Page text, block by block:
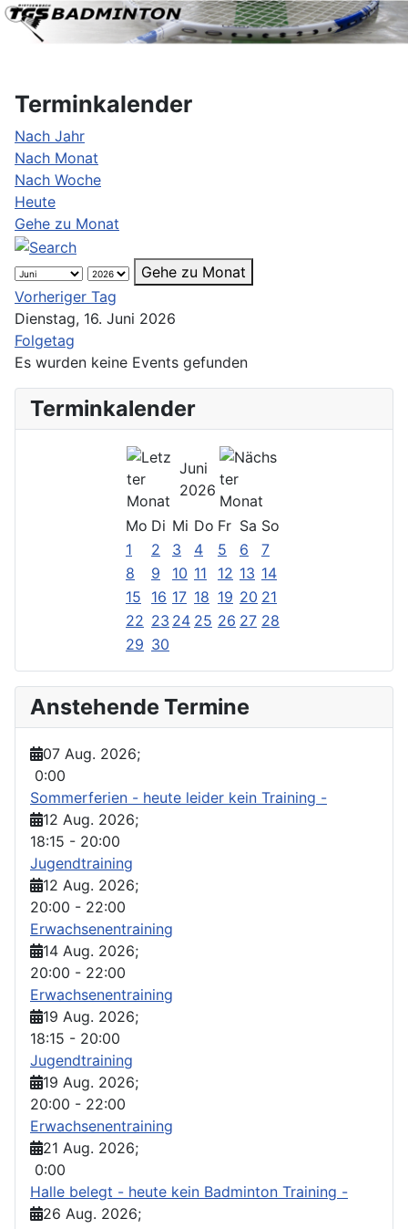
Terminkalender
Nach Jahr
Nach Monat
Nach Woche
Heute
Gehe zu Monat
Gehe zu Monat
Vorheriger Tag
Dienstag, 16. Juni 2026
Folgetag
Es wurden keine Events gefunden
Terminkalender
Juni
2026
Mo Di Mi Do Fr Sa So
1
2 3 4 5 6
7
8
9 10 11 12 13 14
15
16 17 18 19 20 21
22 23 24 25 26 27 28
29 30
Anstehende Termine
07 Aug. 2026;
0:00
Sommerferien - heute leider kein Training -
12 Aug. 2026;
18:15 - 20:00
Jugendtraining
12 Aug. 2026;
20:00 - 22:00
Erwachsenentraining
14 Aug. 2026;
20:00 - 22:00
Erwachsenentraining
19 Aug. 2026;
18:15 - 20:00
Jugendtraining
19 Aug. 2026;
20:00 - 22:00
Erwachsenentraining
21 Aug. 2026;
0:00
Halle belegt - heute kein Badminton Training -
26 Aug. 2026;